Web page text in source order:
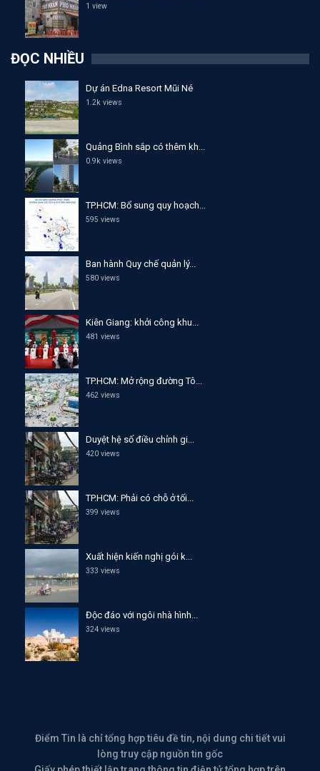
1 view
ĐỌC NHIỀU
Dự án Edna Resort Mũi Né
1.2k views
Quảng Bình sắp có thêm kh...
0.9k views
TP.HCM: Bổ sung quy hoạch...
595 views
Ban hành Quy chế quản lý...
580 views
Kiên Giang: khởi công khu...
481 views
TP.HCM: Mở rộng đường Tô...
462 views
Duyệt hệ số điều chỉnh gi...
420 views
TP.HCM: Phải có chỗ ở tối...
399 views
Xuất hiện kiến nghị gói k...
333 views
Độc đáo với ngôi nhà hình...
324 views
Điểm Tin là chỉ tổng hợp tiêu đề tin, nội dung chi tiết vui
lòng truy cập nguồn tin gốc